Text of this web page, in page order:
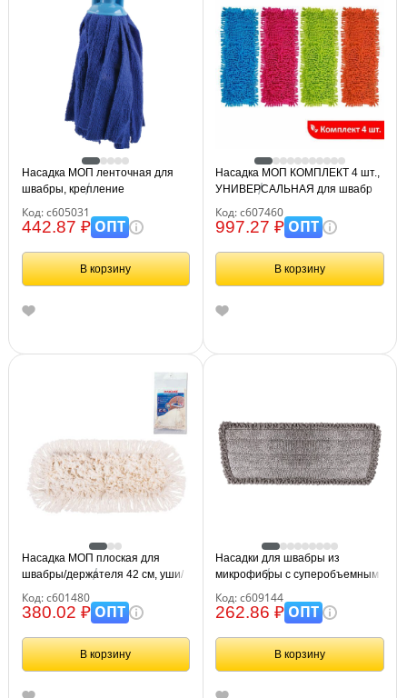
Насадка МОП ленточная для
швабры, крепление
длина 30 см, 170 г, LAIMA,
Код: с605031
442.87 ₽ОПТ
В корзину
Насадка МОП КОМПЛЕКТ 4 шт.,
УНИВЕРСАЛЬНАЯ для швабр
букли/синель, LAIMA, 607460
Код: с607460
997.27 ₽ОПТ
В корзину
Насадка МОП плоская для
швабры/держателя 42 см, уши/
см, упаковка, LAIMA, 601480
Код: с601480
380.02 ₽ОПТ
В корзину
Насадки для швабры из
микрофибры с суперобъемным
609144
Код: с609144
262.86 ₽ОПТ
В корзину